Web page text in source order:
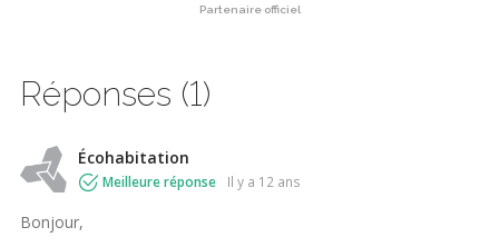
Partenaire officiel
Réponses (1)
Écohabitation
Meilleure réponse il y a 12 ans
Bonjour,